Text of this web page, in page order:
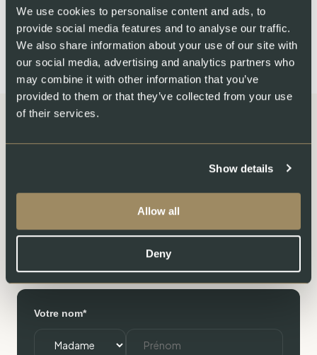
We use cookies to personalise content and ads, to
provide social media features and to analyse our traffic.
We also share information about your use of our site with
our social media, advertising and analytics partners who
may combine it with other information that you’ve
provided to them or that they’ve collected from your use
of their services.
Show details
Allow all
Deny
Ce défi polyvalent vous intéresse
? Alors nous sommes impatients
de faire votre connaissance !
Veuillez postuler en ligne à l’aide du formulaire ci-dessous :
Votre nom*